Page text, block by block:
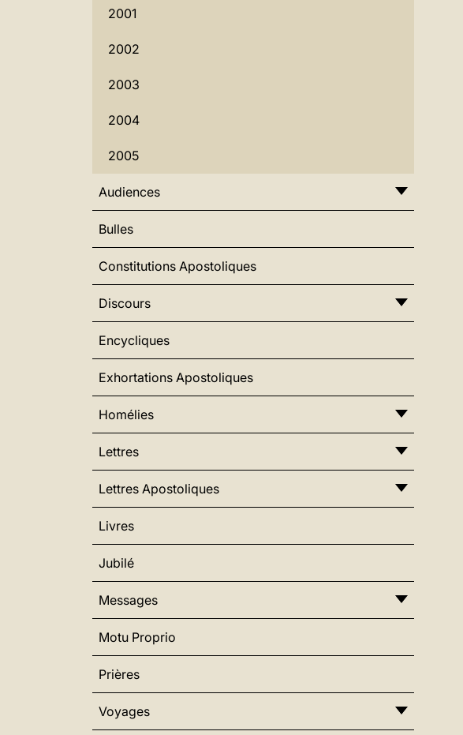
2001
2002
2003
2004
2005
Audiences
Bulles
Constitutions Apostoliques
Discours
Encycliques
Exhortations Apostoliques
Homélies
Lettres
Lettres Apostoliques
Livres
Jubilé
Messages
Motu Proprio
Prières
Voyages